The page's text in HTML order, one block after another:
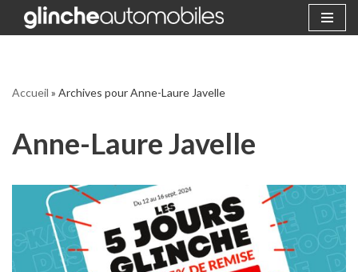
Accueil » Archives pour Anne-Laure Javelle
Anne-Laure Javelle